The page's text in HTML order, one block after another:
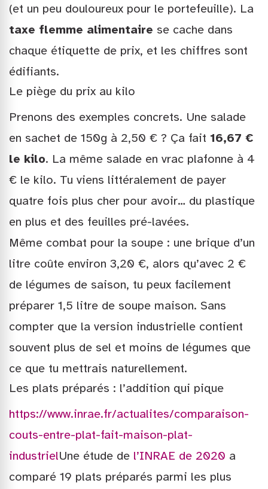
(et un peu douloureux pour le portefeuille). La
taxe flemme alimentaire se cache dans
chaque étiquette de prix, et les chiffres sont
édifiants.
Le piège du prix au kilo
Prenons des exemples concrets. Une salade
en sachet de 150g à 2,50 € ? Ça fait 16,67 €
le kilo. La même salade en vrac plafonne à 4
€ le kilo. Tu viens littéralement de payer
quatre fois plus cher pour avoir… du plastique
en plus et des feuilles pré-lavées.
Même combat pour la soupe : une brique d’un
litre coûte environ 3,20 €, alors qu’avec 2 €
de légumes de saison, tu peux facilement
préparer 1,5 litre de soupe maison. Sans
compter que la version industrielle contient
souvent plus de sel et moins de légumes que
ce que tu mettrais naturellement.
Les plats préparés : l’addition qui pique
https://www.inrae.fr/actualites/comparaison-
couts-entre-plat-fait-maison-plat-
industrielUne étude de l’INRAE de 2020 a
comparé 19 plats préparés parmi les plus